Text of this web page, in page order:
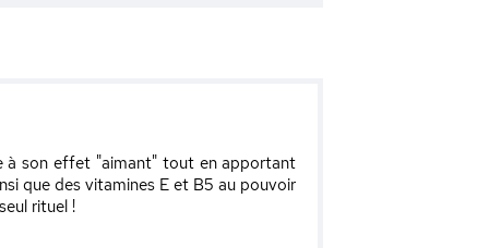
à son effet "aimant" tout en apportant
que des vitamines E et B5 au pouvoir
rituel !